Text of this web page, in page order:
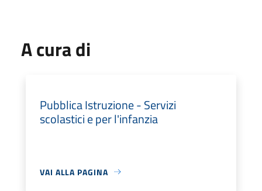
A cura di
Pubblica Istruzione - Servizi
scolastici e per l'infanzia
VAI ALLA PAGINA